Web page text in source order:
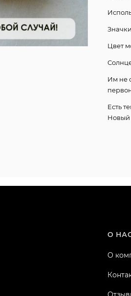
Цвет
Им не
Есть
Новый
О
О